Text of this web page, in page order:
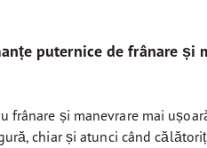
puternice de frânare și
frânare și manevrare mai
chiar și atunci când